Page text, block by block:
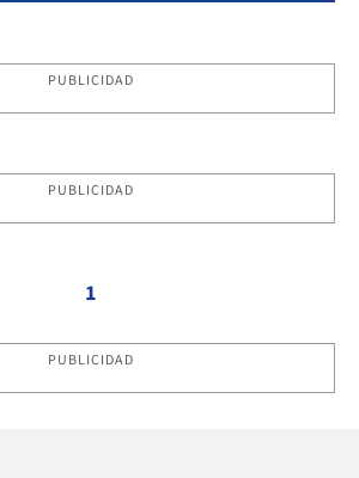
PUBLICIDAD
PUBLICIDAD
1
PUBLICIDAD